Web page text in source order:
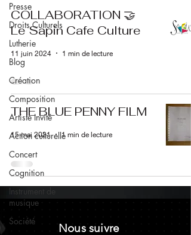
Presse
Droits Culturels
Lutherie
Blog
Création
Composition
Artiste Invité
Action culturelle
Concert
Cognition
Instrument de
musique
Société
COLLABORATION 🤝
Le Sapin Cafe Culture
11 juin 2024 1 min de lecture
THE BLUE PENNY FILM
15 mai 2021 1 min de lecture
Nous suivre